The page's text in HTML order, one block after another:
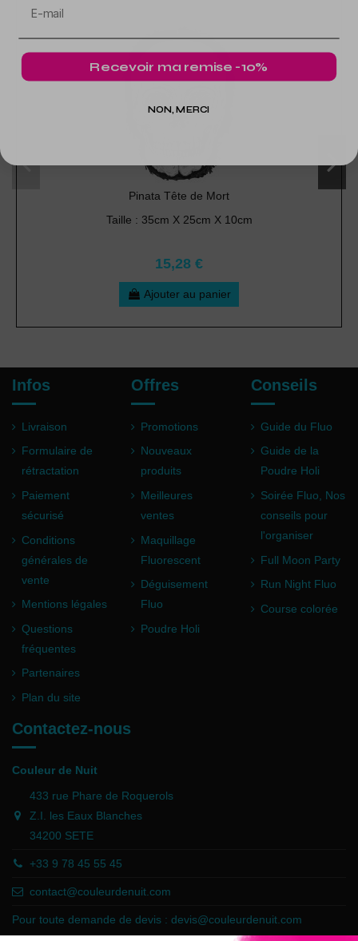
Pinata Tête de Mort
Taille : 35cm X 25cm X 10cm
15,28 €
Ajouter au panier
Infos
Livraison
Formulaire de
rétractation
Paiement
sécurisé
Conditions
générales de
vente
Mentions légales
Questions
fréquentes
Partenaires
Plan du site
Offres
Promotions
Nouveaux
produits
Meilleures
ventes
Maquillage
Fluorescent
Déguisement
Fluo
Poudre Holi
Conseils
Guide du Fluo
Guide de la
Poudre Holi
Soirée Fluo, Nos
conseils pour
l'organiser
Full Moon Party
Run Night Fluo
Course colorée
Contactez-nous
Couleur de Nuit
433 rue Phare de Roquerols
Z.I. les Eaux Blanches
34200 SETE
+33 9 78 45 55 45
contact@couleurdenuit.com
Pour toute demande de devis : devis@couleurdenuit.com
Recevoir ma remise -10%
NON, MERCI